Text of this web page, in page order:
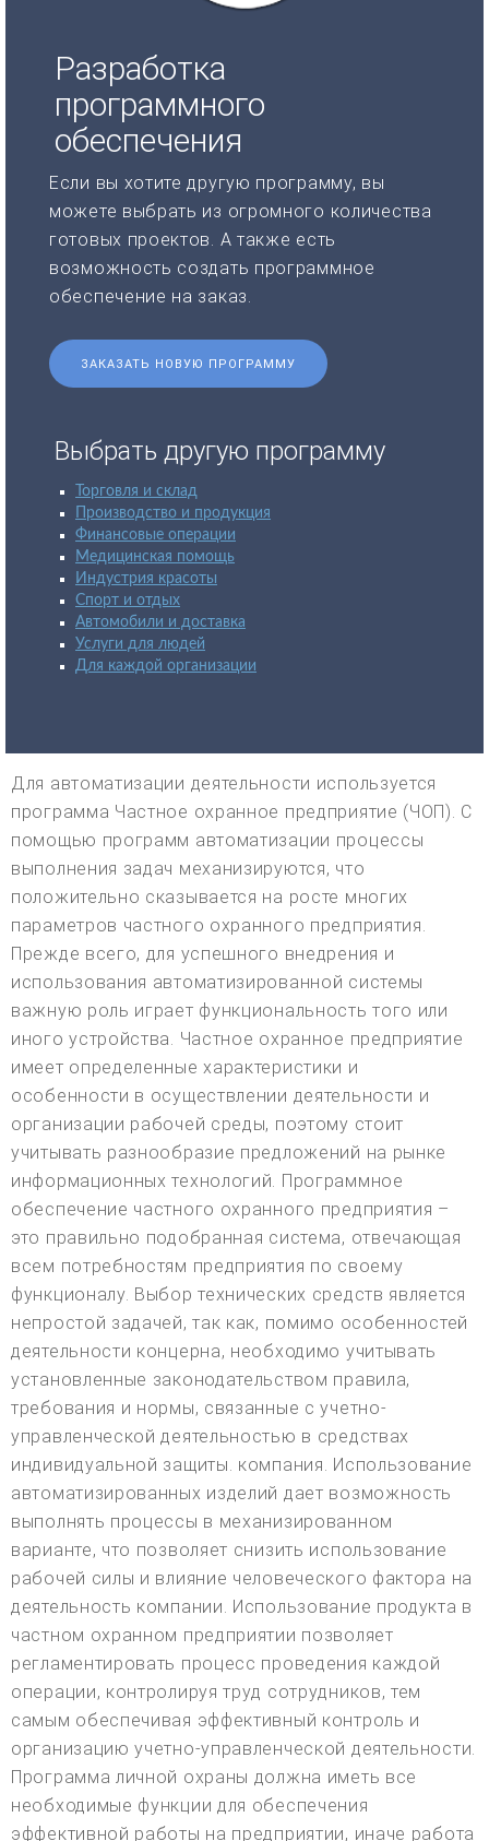
Разработка
программного
обеспечения
Если вы хотите другую программу, вы
можете выбрать из огромного количества
готовых проектов. А также есть
возможность создать программное
обеспечение на заказ.
ЗАКАЗАТЬ НОВУЮ ПРОГРАММУ
Выбрать другую программу
Торговля и склад
Производство и продукция
Финансовые операции
Медицинская помощь
Индустрия красоты
Спорт и отдых
Автомобили и доставка
Услуги для людей
Для каждой организации
Для автоматизации деятельности используется
программа Частное охранное предприятие (ЧОП). С
помощью программ автоматизации процессы
выполнения задач механизируются, что
положительно сказывается на росте многих
параметров частного охранного предприятия.
Прежде всего, для успешного внедрения и
использования автоматизированной системы
важную роль играет функциональность того или
иного устройства. Частное охранное предприятие
имеет определенные характеристики и
особенности в осуществлении деятельности и
организации рабочей среды, поэтому стоит
учитывать разнообразие предложений на рынке
информационных технологий. Программное
обеспечение частного охранного предприятия –
это правильно подобранная система, отвечающая
всем потребностям предприятия по своему
функционалу. Выбор технических средств является
непростой задачей, так как, помимо особенностей
деятельности концерна, необходимо учитывать
установленные законодательством правила,
требования и нормы, связанные с учетно-
управленческой деятельностью в средствах
индивидуальной защиты. компания. Использование
автоматизированных изделий дает возможность
выполнять процессы в механизированном
варианте, что позволяет снизить использование
рабочей силы и влияние человеческого фактора на
деятельность компании. Использование продукта в
частном охранном предприятии позволяет
регламентировать процесс проведения каждой
операции, контролируя труд сотрудников, тем
самым обеспечивая эффективный контроль и
организацию учетно-управленческой деятельности.
Программа личной охраны должна иметь все
необходимые функции для обеспечения
эффективной работы на предприятии, иначе работа